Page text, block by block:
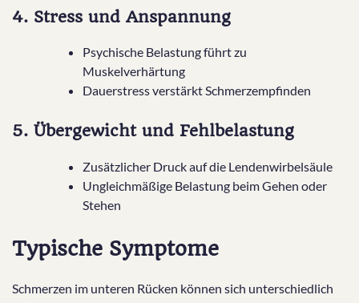
4. Stress und Anspannung
Psychische Belastung führt zu
Muskelverhärtung
Dauerstress verstärkt Schmerzempfinden
5. Übergewicht und Fehlbelastung
Zusätzlicher Druck auf die Lendenwirbelsäule
Ungleichmäßige Belastung beim Gehen oder
Stehen
Typische Symptome
Schmerzen im unteren Rücken können sich unterschiedlich